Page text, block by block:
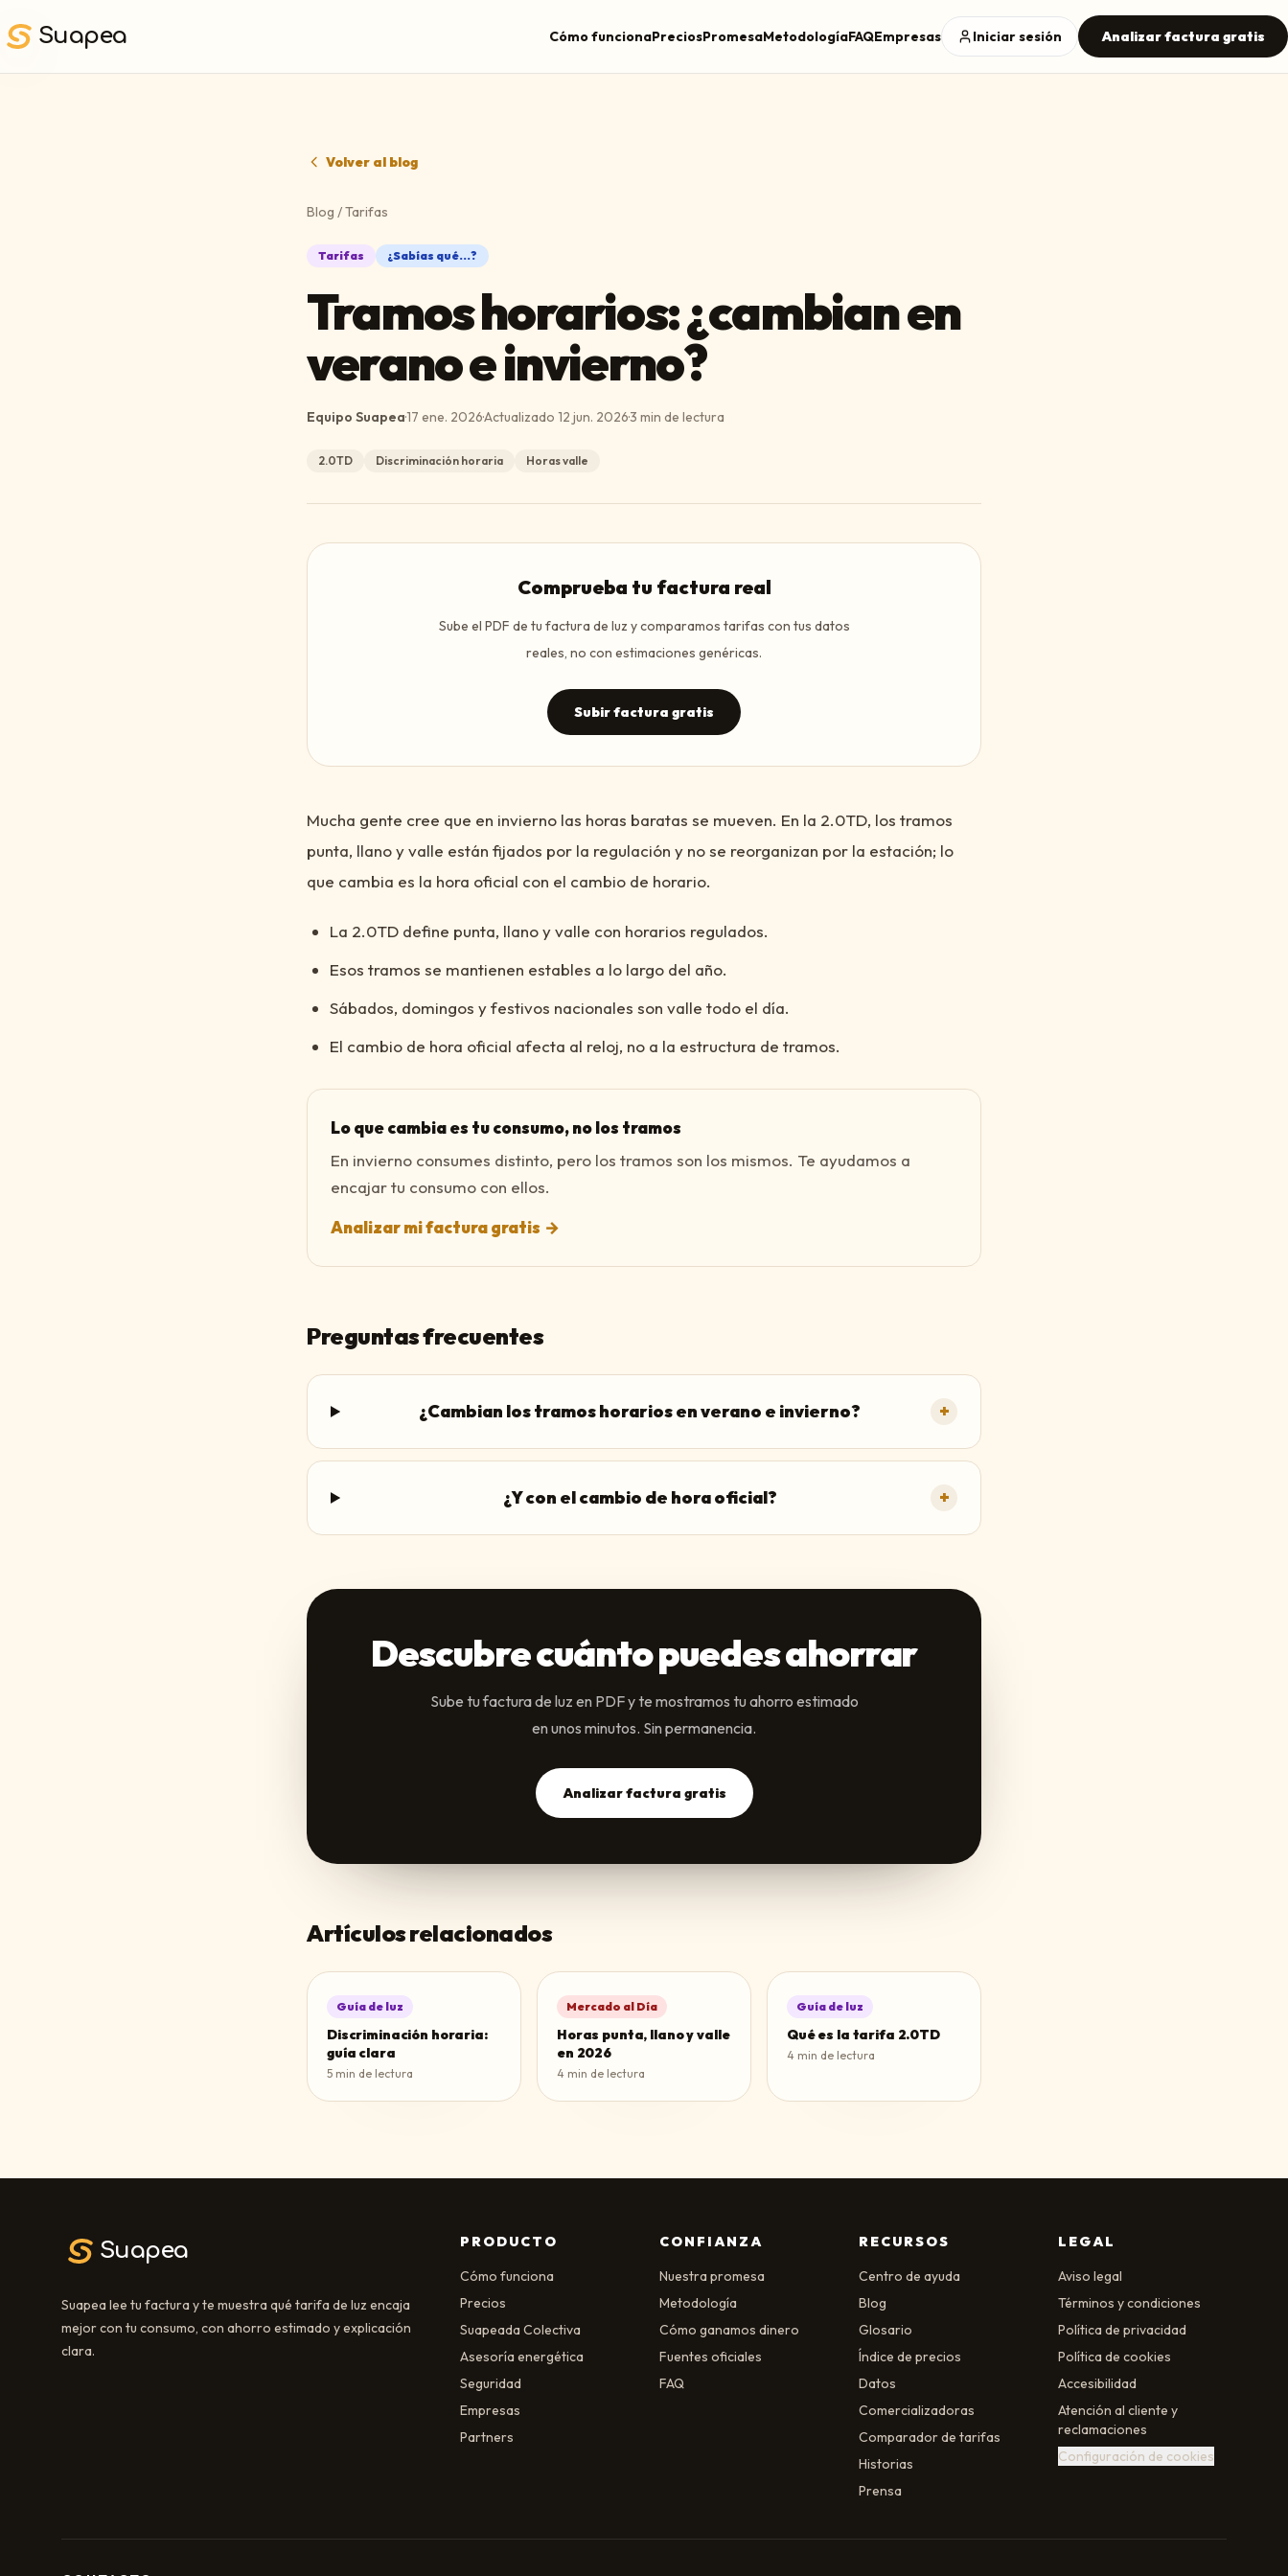
Suapea Cómo funcionaPreciosPromesaMetodologíaFAQEmpresas Iniciar sesión Analizar factura gratis
Volver al blog
Blog /Tarifas
Tarifas ¿Sabías qué...?
Tramos horarios: ¿cambian en
verano e invierno?
Equipo Suapea·17 ene. 2026·Actualizado 12 jun. 2026·3 min de lectura
2.0TD Discriminación horaria Horas valle
Comprueba tu factura real
Sube el PDF de tu factura de luz y comparamos tarifas con tus datos
reales, no con estimaciones genéricas.
Subir factura gratis
Mucha gente cree que en invierno las horas baratas se mueven. En la 2.0TD, los tramos
punta, llano y valle están fijados por la regulación y no se reorganizan por la estación; lo
que cambia es la hora oficial con el cambio de horario.
La 2.0TD define punta, llano y valle con horarios regulados.
Esos tramos se mantienen estables a lo largo del año.
Sábados, domingos y festivos nacionales son valle todo el día.
El cambio de hora oficial afecta al reloj, no a la estructura de tramos.
Lo que cambia es tu consumo, no los tramos
En invierno consumes distinto, pero los tramos son los mismos. Te ayudamos a
encajar tu consumo con ellos.
Analizar mi factura gratis →
Preguntas frecuentes
¿Cambian los tramos horarios en verano e invierno? +
¿Y con el cambio de hora oficial? +
Descubre cuánto puedes ahorrar
Sube tu factura de luz en PDF y te mostramos tu ahorro estimado
en unos minutos. Sin permanencia.
Analizar factura gratis
Artículos relacionados
Guía de luz
Discriminación horaria:
guía clara
5 min de lectura
Mercado al Día
Horas punta, llano y valle
en 2026
4 min de lectura
Guía de luz
Qué es la tarifa 2.0TD
4 min de lectura
Suapea
Suapea lee tu factura y te muestra qué tarifa de luz encaja
mejor con tu consumo, con ahorro estimado y explicación
clara.
PRODUCTO
Cómo funciona
Precios
Suapeada Colectiva
Asesoría energética
Seguridad
Empresas
Partners
CONFIANZA
Nuestra promesa
Metodología
Cómo ganamos dinero
Fuentes oficiales
FAQ
RECURSOS
Centro de ayuda
Blog
Glosario
Índice de precios
Datos
Comercializadoras
Comparador de tarifas
Historias
Prensa
LEGAL
Aviso legal
Términos y condiciones
Política de privacidad
Política de cookies
Accesibilidad
Atención al cliente y
reclamaciones
Configuración de cookies